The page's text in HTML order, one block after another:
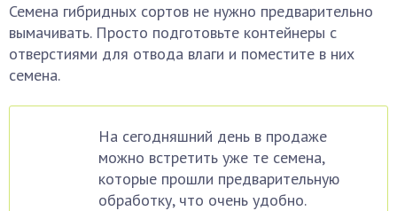
Семена гибридных сортов не нужно предварительно
вымачивать. Просто подготовьте контейнеры с
отверстиями для отвода влаги и поместите в них
семена.
На сегодняшний день в продаже
можно встретить уже те семена,
которые прошли предварительную
обработку, что очень удобно.